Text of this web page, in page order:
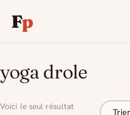
Fp
yoga drole
Voici le seul résultat